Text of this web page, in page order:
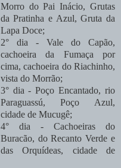
Morro do Pai Inácio, Grutas
da Pratinha e Azul, Gruta da
Lapa Doce;
2° dia - Vale do Capão,
cachoeira da Fumaça por
cima, cachoeira do Riachinho,
vista do Morrão;
3° dia -Poço Encantado, rio
Paraguassú, Poço Azul,
cidade de Mucugê;
4° dia - Cachoeiras do
Buracão, do Recanto Verde e
das Orquídeas, cidade de